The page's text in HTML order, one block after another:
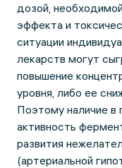
дозой,
эффекта и
ситуации
лекарств могут
повышение
уровня, либо ее
Поэтому наличие в
активность
развития
(артериальной